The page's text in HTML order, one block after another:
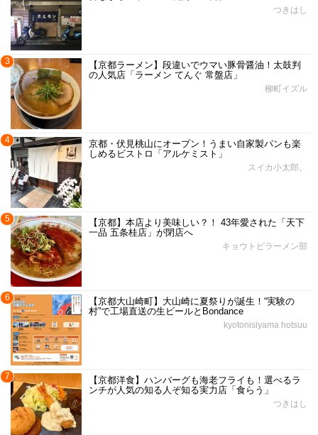
つきはし
3
【京都ラーメン】段違いでウマい豚骨醤油！太鼓判
の人気店「ラーメン てんぐ 常盤店」
柳町イズル
4
京都・伏見桃山にオープン！うまい自家製パンも楽
しめるビストロ「アルケミスト」
スイカ小太郎。
5
【京都】本店より美味しい？！ 43年愛された「天下
一品 五条桂店」が閉店へ
キョウトピラーメン部
6
【京都大山崎町】大山崎に夏祭りが誕生！“実験の
村”で工場直送の生ビールとBondance
kyotonisiyama hotsuu
7
【京都洋食】ハンバーグも海老フライも！選べるラ
ンチが人気の知る人ぞ知る実力店「食らう」
つきはし